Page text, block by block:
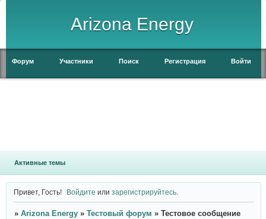
Arizona Energy
Форум Участники Поиск Регистрация Войти
Активные темы
Привет, Гость! Войдите илизарегистрируйтесь
» Arizona Energy » Тестовый форум » Тестовое сообщение